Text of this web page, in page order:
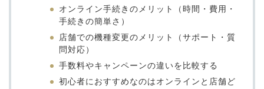
オンライン手続きのメリット（時間・費用・
手続きの簡単さ）
店舗での機種変更のメリット（サポート・質
問対応）
手数料やキャンペーンの違いを比較する
初心者におすすめなのはオンラインと店舗ど